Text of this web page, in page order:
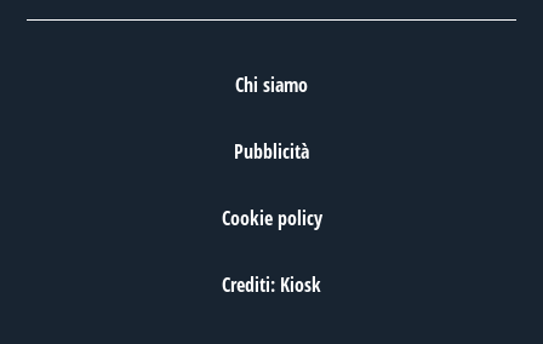
Chi siamo
Pubblicità
Cookie policy
Crediti: Kiosk